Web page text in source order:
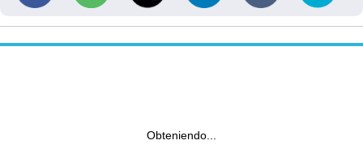
Obteniendo...